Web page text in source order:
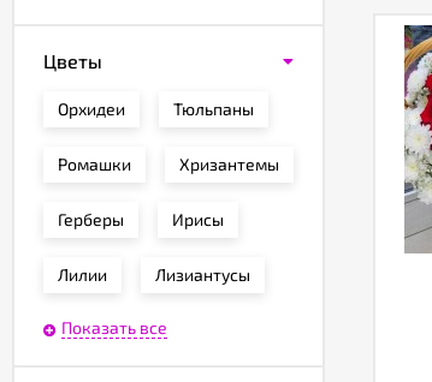
Цветы
Орхидеи Тюльпаны
Ромашки Хризантемы
Герберы Ирисы
Лилии Лизиантусы
Показать все